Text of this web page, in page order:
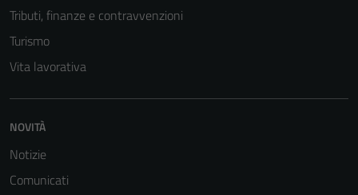
Tributi, finanze e contravvenzioni
Turismo
Vita lavorativa
NOVITÀ
Notizie
Comunicati